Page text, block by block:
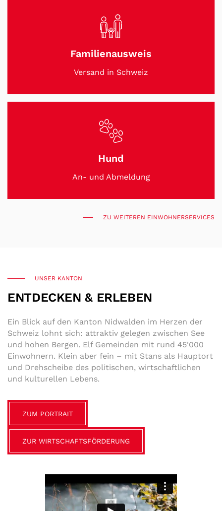
Familienausweis
Versand in Schweiz
Hund
An- und Abmeldung
ZU WEITEREN EINWOHNERSERVICES
ENTDECKEN & ERLEBEN
UNSER KANTON
Ein Blick auf den Kanton Nidwalden im Herzen der
Schweiz lohnt sich: attraktiv gelegen zwischen See
und hohen Bergen. Elf Gemeinden mit rund 45'000
Einwohnern. Klein aber fein – mit Stans als Hauptort
und Drehscheibe des politischen, wirtschaftlichen
und kulturellen Lebens.
ZUM PORTRAIT
ZUR WIRTSCHAFTSFÖRDERUNG